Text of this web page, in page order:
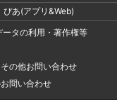
ぴあ(アプリ&Web)
ータの利用・著作権等
の他お問い合わせ
問い合わせ